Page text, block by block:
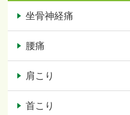
坐骨神経痛
腰痛
肩こり
首こり